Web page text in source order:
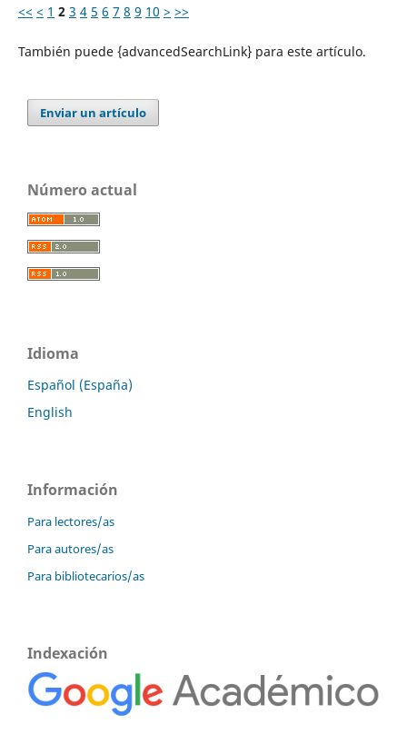
<< < 1 2 3 4 5 6 7 8 9 10 > >>
También puede {advancedSearchLink} para este artículo.
Enviar un artículo
Número actual
Idioma
Español (España)
English
Información
Para lectores/as
Para autores/as
Para bibliotecarios/as
Indexación